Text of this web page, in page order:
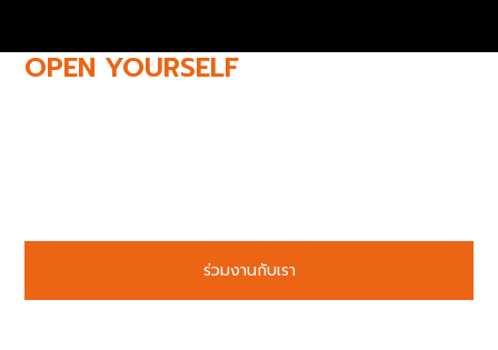
OPEN YOURSELF
ร่วมงานกับเรา